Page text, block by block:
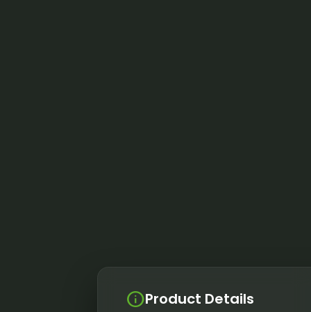
infoProduct Details